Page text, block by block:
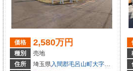
価格 2,580万円
種別
売地
住所
埼玉県入間郡毛呂山町大字川角